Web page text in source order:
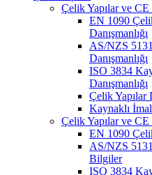
Çelik Yapılar ve CE
EN 1090
Danışmanlığı
AS/NZS
Danışmanlığı
ISO 3834
Danışmanlığı
Çelik Yapılar
Kaynaklı
Çelik Yapılar ve
EN 1090
AS/NZS
Bilgiler
ISO 3834